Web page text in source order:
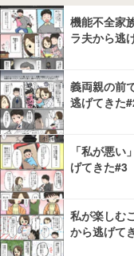
機能不全家
ラ夫から逃
義両親の前
逃げてきた
「私が悪
げてきた#3
私が楽しむ
から逃げて